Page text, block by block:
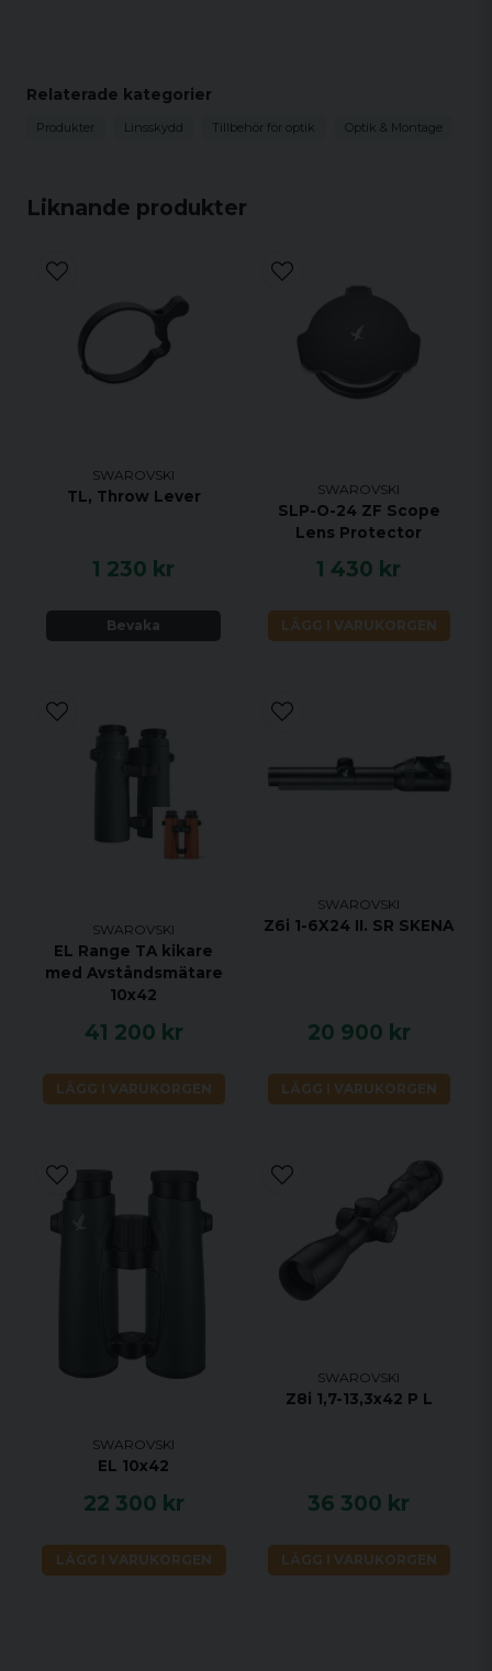
Liknande produkter
SWAROVSKI
TL, Throw Lever
1 230 kr
Bevaka
SWAROVSKI
SLP-O-24 ZF Scope
Lens Protector
1 430 kr
LÄGG I VARUKORGEN
SWAROVSKI
EL Range TA kikare
med Avståndsmätare
10x42
41 200 kr
LÄGG I VARUKORGEN
SWAROVSKI
Z6i 1-6X24 II. SR SKENA
20 900 kr
LÄGG I VARUKORGEN
SWAROVSKI
EL 10x42
22 300 kr
LÄGG I VARUKORGEN
SWAROVSKI
Z8i 1,7-13,3x42 P L
36 300 kr
LÄGG I VARUKORGEN
Relaterade kategorier
Produkter Linsskydd Tillbehör för optik Optik & Montage